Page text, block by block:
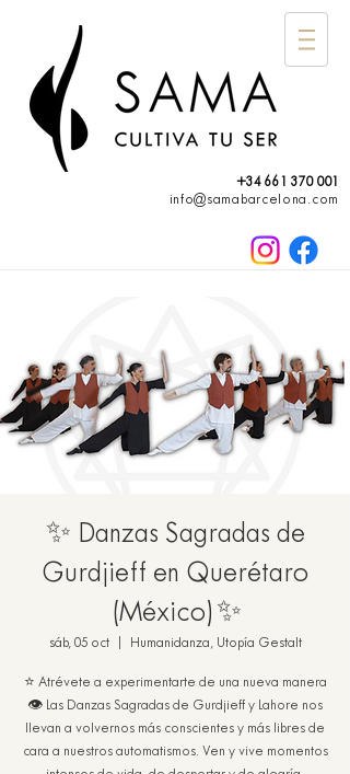
+34 661 370 001
info@samabarcelona.com
✨ Danzas Sagradas de
Gurdjieff en Querétaro
(México)✨
sáb, 05 oct
  |
Humanidanza, Utopía Gestalt
⭐ Atrévete a experimentarte de una nueva manera
👁️ Las Danzas Sagradas de Gurdjieff y Lahore nos
llevan a volvernos más conscientes y más libres de
cara a nuestros automatismos. Ven y vive momentos